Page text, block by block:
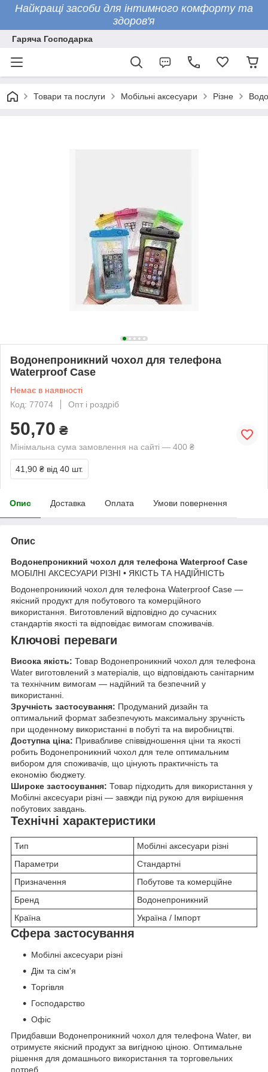
Найкращі засоби для інтимного комфорту та
здоров'я
Гаряча Господарка
Товари та послуги Мобільні аксесуари Різне
Водонепроникний чохол для телефона
Waterproof Case
Немає в наявності
Код: 77074
Опт і роздріб
50,70 ₴
Мінімальна сума замовлення на сайті — 400 ₴
41,90 ₴ від 40 шт.
Опис Доставка Оплата Умови повернення
Опис
Водонепроникний чохол для телефона Waterproof Case
МОБІЛНІ АКСЕСУАРИ РІЗНІ • ЯКІСТЬ ТА НАДІЙНІСТЬ
Водонепроникний чохол для телефона Waterproof Case —
якісний продукт для побутового та комерційного
використання. Виготовлений відповідно до сучасних
стандартів якості та відповідає вимогам споживачів.
Ключові переваги
Висока якість: Товар Водонепроникний чохол для телефона
Water виготовлений з матеріалів, що відповідають санітарним
та технічним вимогам — надійний та безпечний у
використанні.
Зручність застосування: Продуманий дизайн та
оптимальний формат забезпечують максимальну зручність
при щоденному використанні в побуті та на виробництві.
Доступна ціна: Привабливе співвідношення ціни та якості
робить Водонепроникний чохол для теле оптимальним
вибором для споживачів, що цінують практичність та
економію бюджету.
Широке застосування: Товар підходить для використання у
Мобілні аксесуари різні — завжди під рукою для вирішення
побутових завдань.
Технічні характеристики
Тип
Мобілні аксесуари різні
Параметри
Стандартні
Призначення
Побутове та комерційне
Бренд
Водонепроникний
Країна
Україна / Імпорт
Сфера застосування
Мобілні аксесуари різні
Дім та сім'я
Торгівля
Господарство
Офіс
Придбавши Водонепроникний чохол для телефона Water, ви
отримуєте якісний продукт за вигідною ціною. Оптимальне
рішення для домашнього використання та торговельних
потреб.